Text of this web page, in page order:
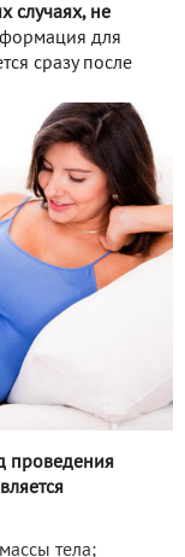
случаях, не
для
сразу после
проведения
тела;